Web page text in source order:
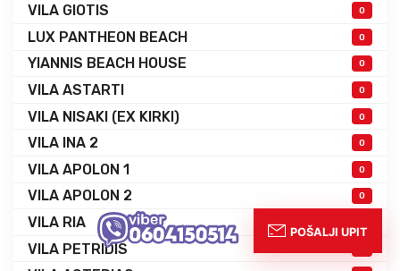
VILA GIOTIS 0
LUX PANTHEON BEACH 0
YIANNIS BEACH HOUSE 0
VILA ASTARTI 0
VILA NISAKI (EX KIRKI) 0
VILA INA 2 0
VILA APOLON 1 0
VILA APOLON 2 0
VILA RIA
VILA PETRIDIS